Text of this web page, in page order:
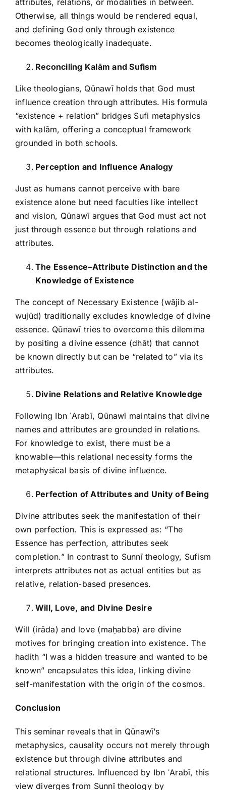
attributes, relations, or modalities in between.
Otherwise, all things would be rendered equal,
and defining God only through existence
becomes theologically inadequate.
Reconciling Kalām and Sufism
Like theologians, Qūnawī holds that God must
influence creation through attributes. His formula
“existence + relation” bridges Sufi metaphysics
with kalām, offering a conceptual framework
grounded in both schools.
Perception and Influence Analogy
Just as humans cannot perceive with bare
existence alone but need faculties like intellect
and vision, Qūnawī argues that God must act not
just through essence but through relations and
attributes.
The Essence–Attribute Distinction and the
Knowledge of Existence
The concept of Necessary Existence (wājib al-
wujūd) traditionally excludes knowledge of divine
essence. Qūnawī tries to overcome this dilemma
by positing a divine essence (dhāt) that cannot
be known directly but can be “related to” via its
attributes.
Divine Relations and Relative Knowledge
Following Ibn ʿArabī, Qūnawī maintains that divine
names and attributes are grounded in relations.
For knowledge to exist, there must be a
knowable—this relational necessity forms the
metaphysical basis of divine influence.
Perfection of Attributes and Unity of Being
Divine attributes seek the manifestation of their
own perfection. This is expressed as: “The
Essence has perfection, attributes seek
completion.” In contrast to Sunnī theology, Sufism
interprets attributes not as actual entities but as
relative, relation-based presences.
Will, Love, and Divine Desire
Will (irāda) and love (maḥabba) are divine
motives for bringing creation into existence. The
hadith “I was a hidden treasure and wanted to be
known” encapsulates this idea, linking divine
self-manifestation with the origin of the cosmos.
Conclusion
This seminar reveals that in Qūnawī’s
metaphysics, causality occurs not merely through
existence but through divine attributes and
relational structures. Influenced by Ibn ʿArabī, this
view diverges from Sunnī theology by